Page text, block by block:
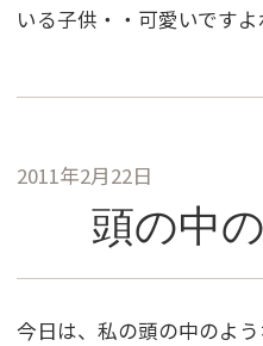
いる子供・・可愛いですよ
2011年2月22日
頭の中
今日は、私の頭の中のよう